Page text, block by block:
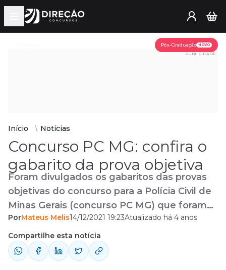
Open main menu
Pós-Graduação NOVO
PUBLICIDADE
Início Notícias
Concurso PC MG: confira o
gabarito da prova objetiva
Foram divulgados os gabaritos das provas
objetivas do concurso para a Polícia Civil de
Minas Gerais (concurso PC MG) que foram
aplicadas no último domingo, 12 de
dezembro, para os cargos de Investigador,
Médico Legista e Perito. Também foram
divulgados os cadernos de prova aplicados
PorMateus Melis14/12/2021 19:23Atualizado há 4 anos
Compartilhe esta notícia